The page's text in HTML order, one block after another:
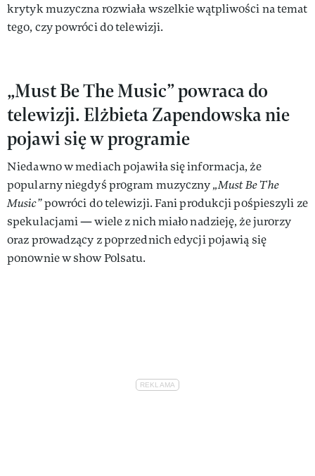
krytyk muzyczna rozwiała wszelkie wątpliwości na temat
tego, czy powróci do telewizji.
„Must Be The Music” powraca do
telewizji. Elżbieta Zapendowska nie
pojawi się w programie
Niedawno w mediach pojawiła się informacja, że
popularny niegdyś program muzyczny„Must Be The
Music”powróci do telewizji. Fani produkcji pośpieszyli ze
spekulacjami — wiele z nich miało nadzieję, że jurorzy
oraz prowadzący z poprzednich edycji pojawią się
ponownie w show Polsatu.